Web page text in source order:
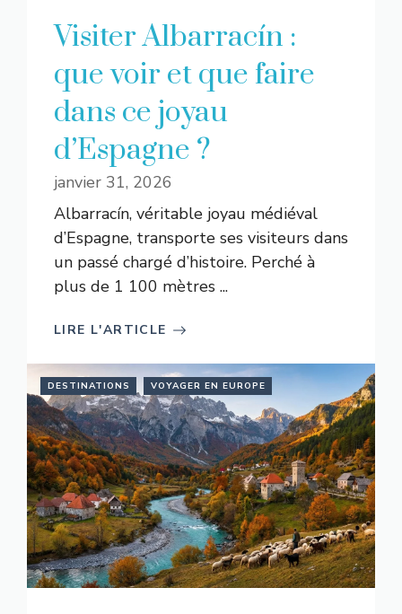
Visiter Albarracín :
que voir et que faire
dans ce joyau
d’Espagne ?
janvier 31, 2026
Albarracín, véritable joyau médiéval
d’Espagne, transporte ses visiteurs dans
un passé chargé d’histoire. Perché à
plus de 1 100 mètres ...
LIRE L'ARTICLE
DESTINATIONS VOYAGER EN EUROPE